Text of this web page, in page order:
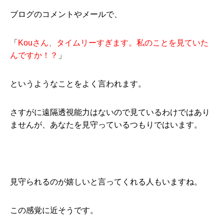
ブログのコメントやメールで、
「 Kouさん、タイムリーすぎます。私のことを見ていた
んですか！？ 」
というようなことをよく言われます。
さすがに遠隔透視能力はないので見ているわけではあり
ませんが、あなたを見守っているつもりではいます。
見守られるのが嬉しいと言ってくれる人もいますね。
この感覚に近そうです。